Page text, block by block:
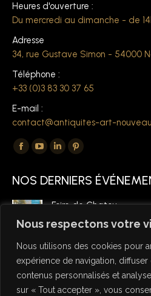
Nous respectons votre
Nous utilisons des cookies pour
expérience de navigation,
contenus personnalisés et
sur « Tout accepter », vous
Heures d'ouverture :
Du mercredi au dimanche - de
Adresse
34, rue Gustave Simon - 54000
Téléphone :
+33 (0)3 83 30 37 65
E-mail :
contact@antiquites-art-
Trouvez nous sur :
La
Facebook
s'ouvre
nouvelle
fenêtre
La
YouTube
s'ouvre
nouvelle
fenêtre
La
LinkedIn
s'ouvre
une
nouvelle
fenêtre
La
Pinterest
s'ouvre
nouvelle
fenêtre
NOS DERNIERS
Foire de Chatou
6 mars 2026